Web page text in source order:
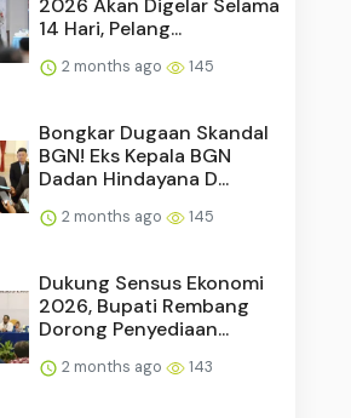
2026 Akan Digelar Selama
14 Hari, Pelang...
2 months ago 145
Bongkar Dugaan Skandal
BGN! Eks Kepala BGN
Dadan Hindayana D...
2 months ago 145
Dukung Sensus Ekonomi
2026, Bupati Rembang
Dorong Penyediaan...
2 months ago 143